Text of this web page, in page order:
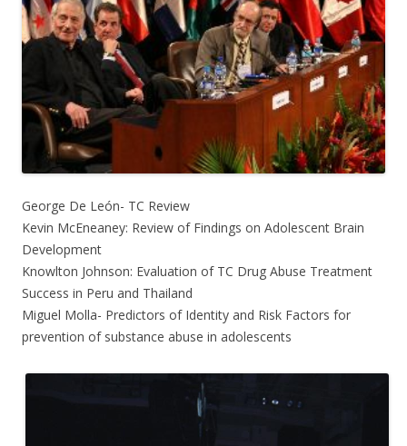
George De León- TC Review
Kevin McEneaney: Review of Findings on Adolescent Brain
Development
Knowlton Johnson: Evaluation of TC Drug Abuse Treatment
Success in Peru and Thailand
Miguel Molla- Predictors of Identity and Risk Factors for
prevention of substance abuse in adolescents